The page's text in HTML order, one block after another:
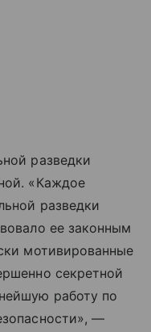
разведки
«Каждое
разведки
ее законным
мотивированные
секретной
работу по
—